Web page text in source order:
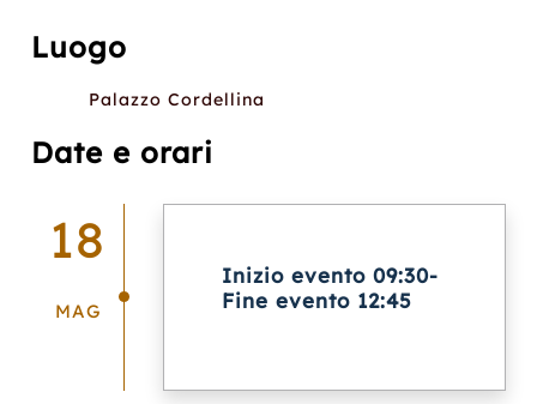
Luogo
Palazzo Cordellina
Date e orari
18
MAG
Inizio evento 09:30-
Fine evento 12:45